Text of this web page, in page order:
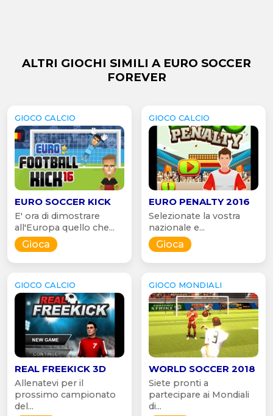
ALTRI GIOCHI SIMILI A EURO SOCCER
FOREVER
GIOCO CALCIO
EURO SOCCER KICK
E' ora di dimostrare
all'Europa quello che...
Gioca
GIOCO CALCIO
EURO PENALTY 2016
Selezionate la vostra
nazionale e...
Gioca
GIOCO CALCIO
REAL FREEKICK 3D
Allenatevi per il
prossimo campionato
del...
GIOCO MONDIALI
WORLD SOCCER 2018
Siete pronti a
partecipare ai Mondiali
di...